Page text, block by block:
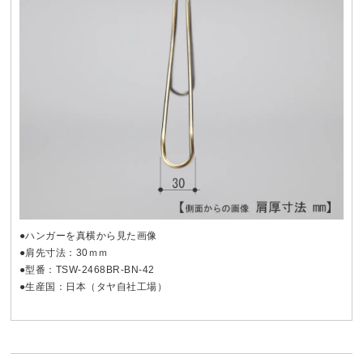
●ハンガーを真横から見た画像
●肩先寸法：30ｍｍ
●型番：TSW-2468BR-BN-42
●生産国：日本（タヤ自社工場）